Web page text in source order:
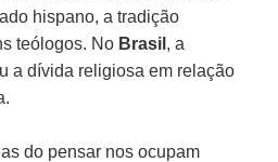
hispano, a tradição
teólogos. No Brasil , a
a dívida religiosa em relação
do pensar nos ocupam